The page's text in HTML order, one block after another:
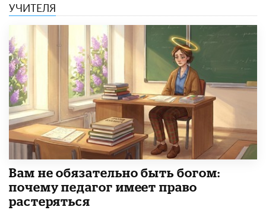
УЧИТЕЛЯ
​Вам не обязательно быть богом:
почему педагог имеет право
растеряться